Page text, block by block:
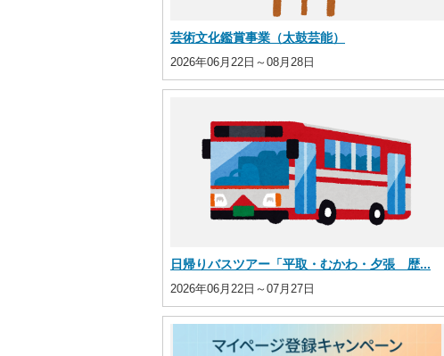
芸術文化鑑賞事業（太鼓芸能）
2026年06月22日～08月28日
日帰りバスツアー「平取・むかわ・夕張 歴...
2026年06月22日～07月27日